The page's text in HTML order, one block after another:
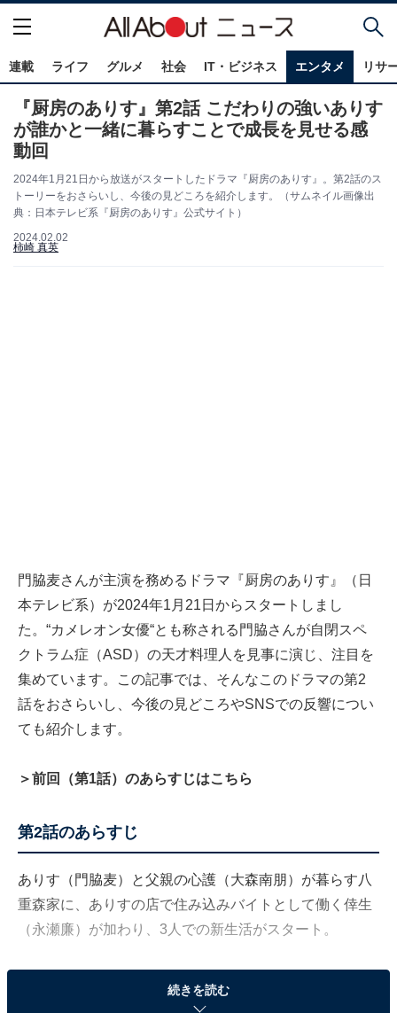
連載 ライフ グルメ 社会 IT・ビジネス エンタメ リサ
『厨房のありす』第2話 こだわりの強いありす
が誰かと一緒に暮らすことで成長を見せる感
動回
2024年1月21日から放送がスタートしたドラマ『厨房のありす』。第2話のス
トーリーをおさらいし、今後の見どころを紹介します。（サムネイル画像出
典：日本テレビ系『厨房のありす』公式サイト）
2024.02.02
柿崎 真英
門脇麦さんが主演を務めるドラマ『厨房のありす』（日
本テレビ系）が2024年1月21日からスタートしまし
た。“カメレオン女優“とも称される門脇さんが自閉スペ
クトラム症（ASD）の天才料理人を見事に演じ、注目を
集めています。この記事では、そんなこのドラマの第2
話をおさらいし、今後の見どころやSNSでの反響につい
ても紹介します。
＞前回（第1話）のあらすじはこちら
第2話のあらすじ
ありす（門脇麦）と父親の心護（大森南朋）が暮らす八
重森家に、ありすの店で住み込みバイトとして働く倖生
（永瀬廉）が加わり、3人での新生活がスタート。
ーや使う食器の色、調味料を置く位置などさまざまなル
続きを読む